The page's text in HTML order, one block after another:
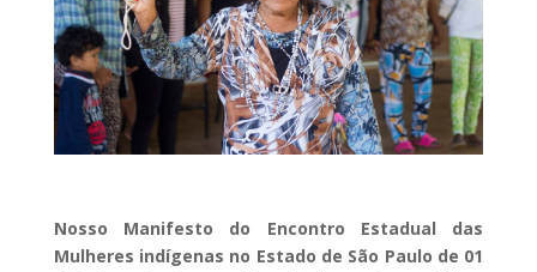
Nosso Manifesto do Encontro Estadual das
Mulheres indígenas no Estado de São Paulo de 01